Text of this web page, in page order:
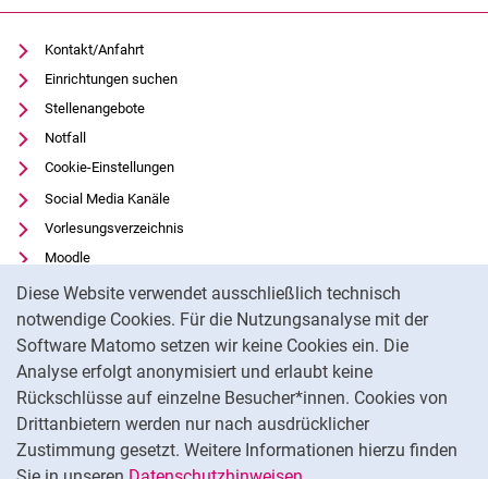
Diese Website verwendet ausschließlich technisch
notwendige Cookies. Für die Nutzungsanalyse mit der
Software Matomo setzen wir keine Cookies ein. Die
Analyse erfolgt anonymisiert und erlaubt keine
Rückschlüsse auf einzelne Besucher*innen. Cookies von
Drittanbietern werden nur nach ausdrücklicher
Zustimmung gesetzt. Weitere Informationen hierzu finden
Kontakt/Anfahrt
Einrichtungen suchen
Stellenangebote
Notfall
Cookie-Einstellungen
Social Media Kanäle
Vorlesungsverzeichnis
Moodle
Panopto
Universitätsbibliothek
Datenschutz
Barrierefreiheit
Transparenter KI-Einsatz